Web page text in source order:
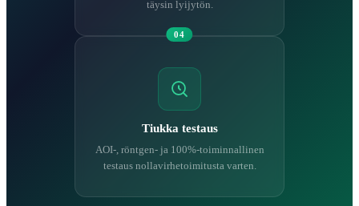
täysin lyijytön.
04
Tiukka testaus
AOI-, röntgen- ja 100%-toiminnallinen
testaus nollavirhetoimitusta varten.